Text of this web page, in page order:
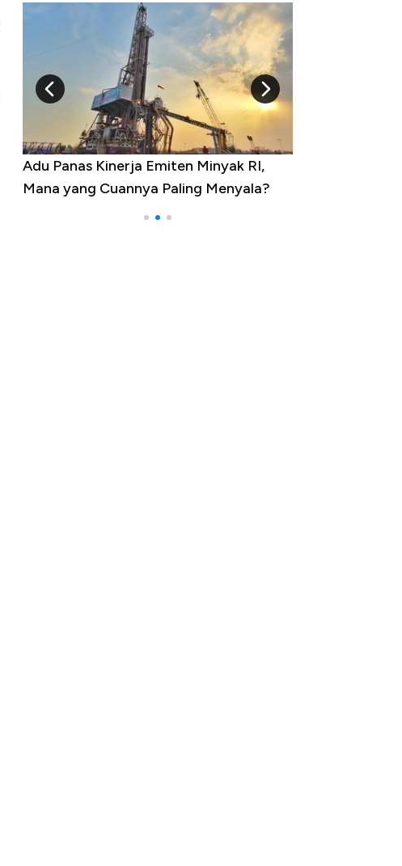
Adu Panas Kinerja Emiten Minyak RI,
Mana yang Cuannya Paling Menyala?